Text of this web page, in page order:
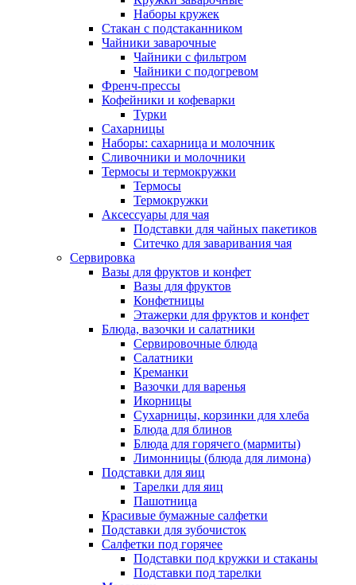
Наборы кружек
Стакан с подстаканником
Чайники заварочные
Чайники с фильтром
Чайники с подогревом
Френч-прессы
Кофейники и кофеварки
Турки
Сахарницы
Наборы: сахарница и молочник
Сливочники и молочники
Термосы и термокружки
Термосы
Термокружки
Аксессуары для чая
Подставки для чайных пакетиков
Ситечко для заваривания чая
Сервировка
Вазы для фруктов и конфет
Вазы для фруктов
Конфетницы
Этажерки для фруктов и конфет
Блюда, вазочки и салатники
Сервировочные блюда
Салатники
Креманки
Вазочки для варенья
Икорницы
Сухарницы, корзинки для хлеба
Блюда для блинов
Блюда для горячего (мармиты)
Лимонницы (блюда для лимона)
Подставки для яиц
Тарелки для яиц
Пашотница
Красивые бумажные салфетки
Подставки для зубочисток
Салфетки под горячее
Подставки под кружки и стаканы
Подставки под тарелки